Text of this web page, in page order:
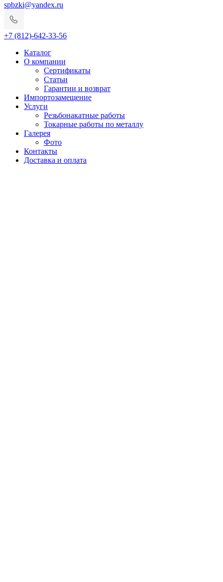
spbzki@yandex.ru
+7 (812)-642-33-56
Каталог
О компании
Сертификаты
Статьи
Гарантии и возврат
Импортозамещение
Услуги
Резьбонакатные работы
Токарные работы по металлу
Галерея
Фото
Контакты
Доставка и оплата